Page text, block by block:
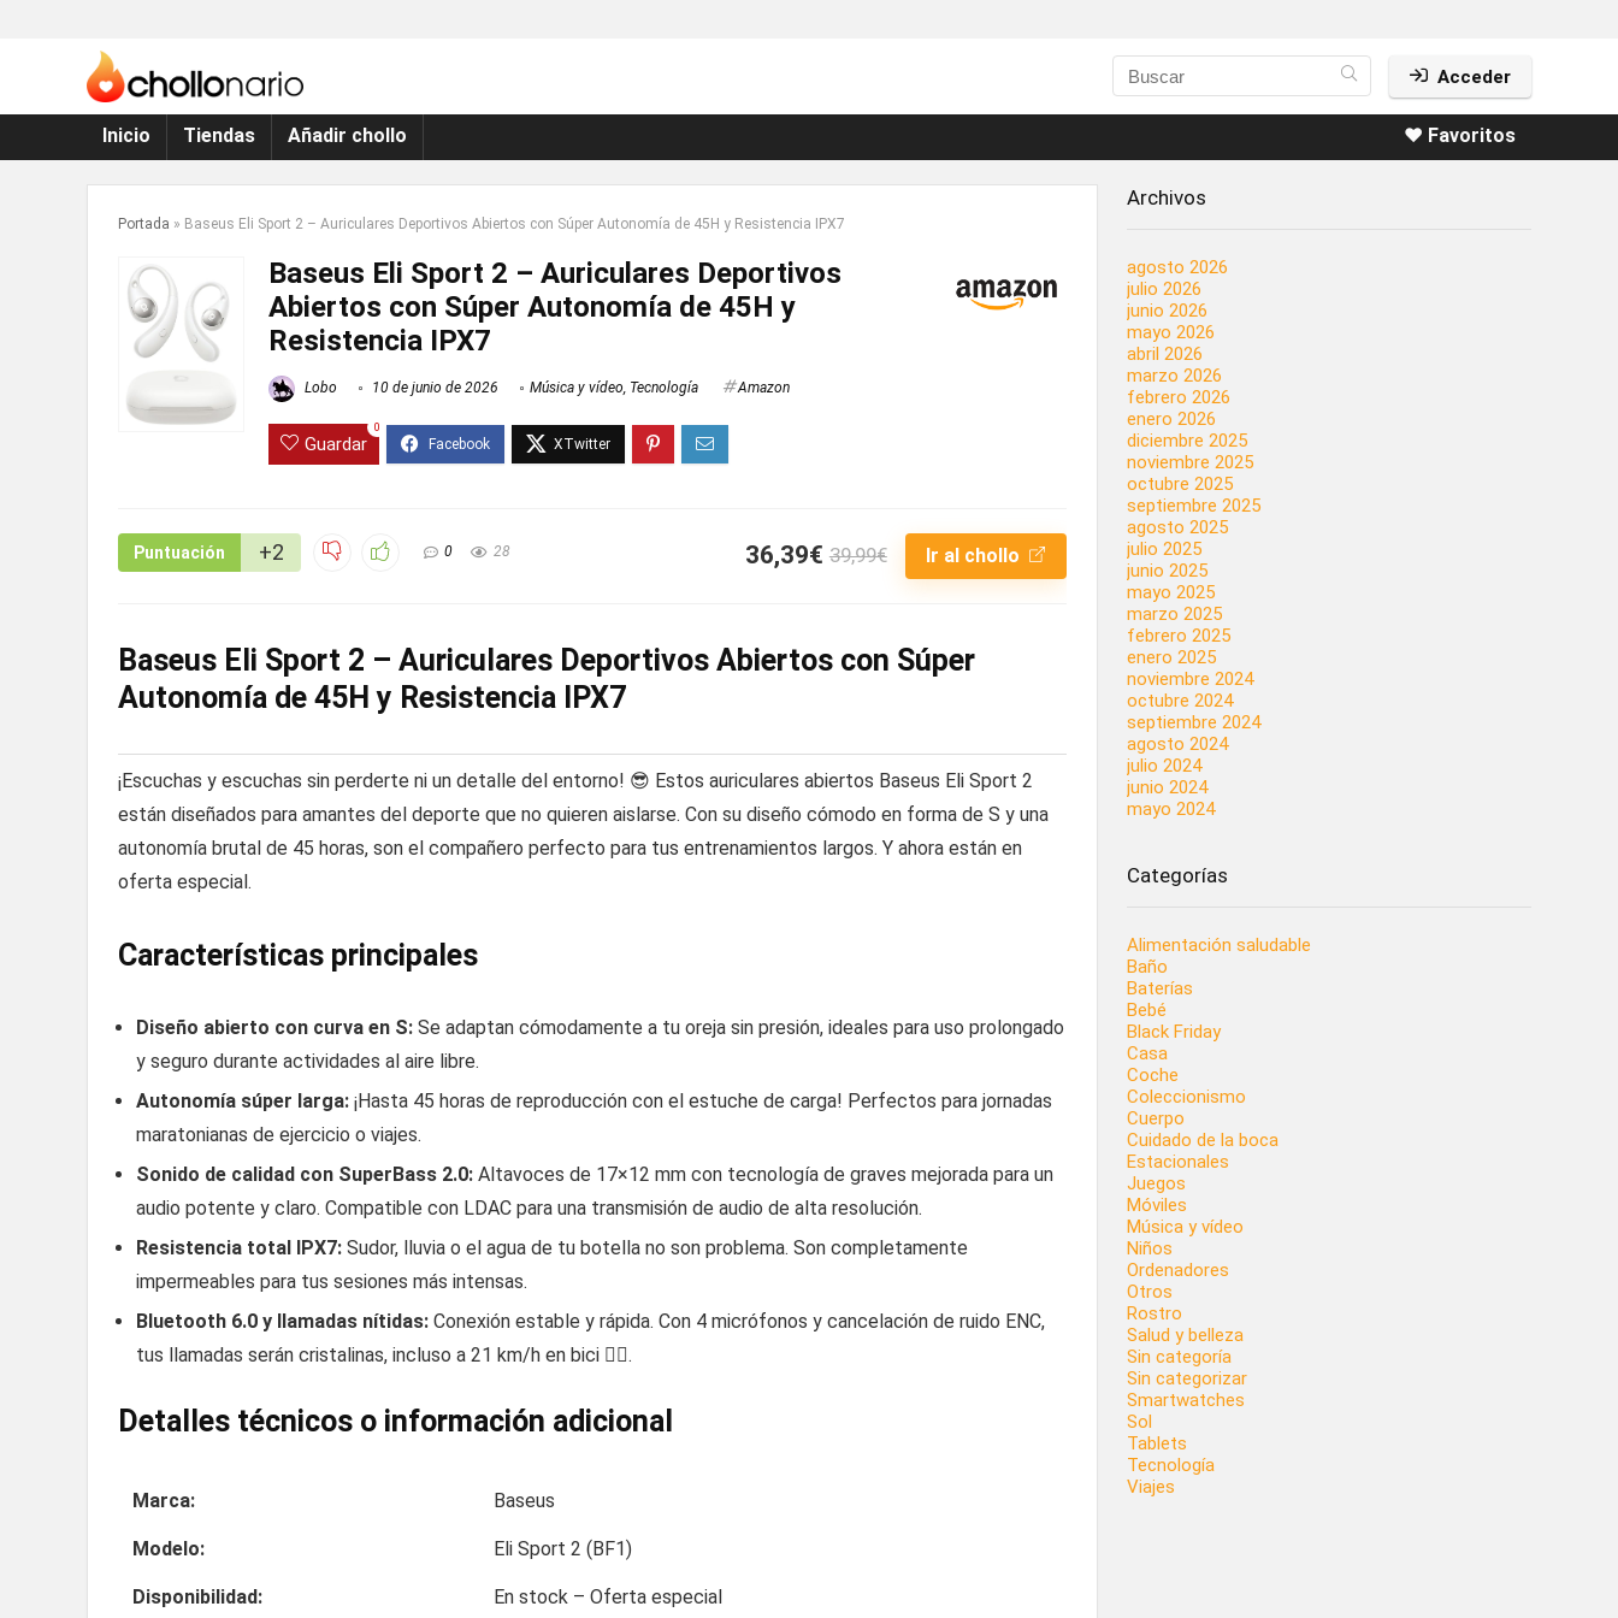
Acceder
Inicio Tiendas Añadir chollo ❤️ Favoritos
Portada » Baseus Eli Sport 2 – Auriculares Deportivos Abiertos con Súper Autonomía de 45H y Resistencia IPX7
Baseus Eli Sport 2 – Auriculares Deportivos
Abiertos con Súper Autonomía de 45H y
Resistencia IPX7
Lobo 10 de junio de 2026 Música y vídeo, Tecnología Amazon
Guardar
0
Puntuación +2 0 28 36,39€ 39,99€ Ir al chollo
Baseus Eli Sport 2 – Auriculares Deportivos Abiertos con Súper
Autonomía de 45H y Resistencia IPX7
¡Escuchas y escuchas sin perderte ni un detalle del entorno! 😎 Estos auriculares abiertos Baseus Eli Sport 2
están diseñados para amantes del deporte que no quieren aislarse. Con su diseño cómodo en forma de S y una
autonomía brutal de 45 horas, son el compañero perfecto para tus entrenamientos largos. Y ahora están en
oferta especial.
Características principales
Diseño abierto con curva en S: Se adaptan cómodamente a tu oreja sin presión, ideales para uso prolongado
y seguro durante actividades al aire libre.
Autonomía súper larga: ¡Hasta 45 horas de reproducción con el estuche de carga! Perfectos para jornadas
maratonianas de ejercicio o viajes.
Sonido de calidad con SuperBass 2.0: Altavoces de 17×12 mm con tecnología de graves mejorada para un
audio potente y claro. Compatible con LDAC para una transmisión de audio de alta resolución.
Resistencia total IPX7: Sudor, lluvia o el agua de tu botella no son problema. Son completamente
impermeables para tus sesiones más intensas.
Bluetooth 6.0 y llamadas nítidas: Conexión estable y rápida. Con 4 micrófonos y cancelación de ruido ENC,
tus llamadas serán cristalinas, incluso a 21 km/h en bici 🚴‍♂️.
Detalles técnicos o información adicional
Marca: Baseus
Modelo: Eli Sport 2 (BF1)
Disponibilidad: En stock – Oferta especial
Archivos
agosto 2026
julio 2026
junio 2026
mayo 2026
abril 2026
marzo 2026
febrero 2026
enero 2026
diciembre 2025
noviembre 2025
octubre 2025
septiembre 2025
agosto 2025
julio 2025
junio 2025
mayo 2025
marzo 2025
febrero 2025
enero 2025
noviembre 2024
octubre 2024
septiembre 2024
agosto 2024
julio 2024
junio 2024
mayo 2024
Categorías
Alimentación saludable
Baño
Baterías
Bebé
Black Friday
Casa
Coche
Coleccionismo
Cuerpo
Cuidado de la boca
Estacionales
Juegos
Móviles
Música y vídeo
Niños
Ordenadores
Otros
Rostro
Salud y belleza
Sin categoría
Sin categorizar
Smartwatches
Sol
Tablets
Tecnología
Viajes